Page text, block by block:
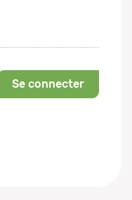
Se connecter